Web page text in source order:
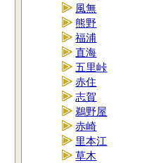
風無
熊野
福浦
直海
五里峠
赤住
志賀
鵜野屋
赤崎
里本江
草木